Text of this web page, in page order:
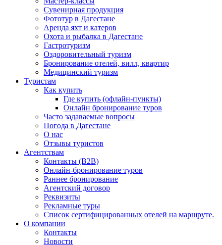
Сувенирная продукция
Фототур в Дагестане
Аренда яхт и катеров
Охота и рыбалка в Дагестане
Гастротуризм
Оздоровительный туризм
Бронирование отелей, вилл, квартир
Медицинский туризм
Туристам
Как купить
Где купить (офлайн-пункты)
Онлайн бронирование туров
Часто задаваемые вопросы
Погода в Дагестане
О нас
Отзывы туристов
Агентствам
Контакты (B2B)
Онлайн-бронирование туров
Раннее бронирование
Агентский договор
Реквизиты
Рекламные туры
Список сертифицированных отелей на маршруте.
О компании
Контакты
Новости